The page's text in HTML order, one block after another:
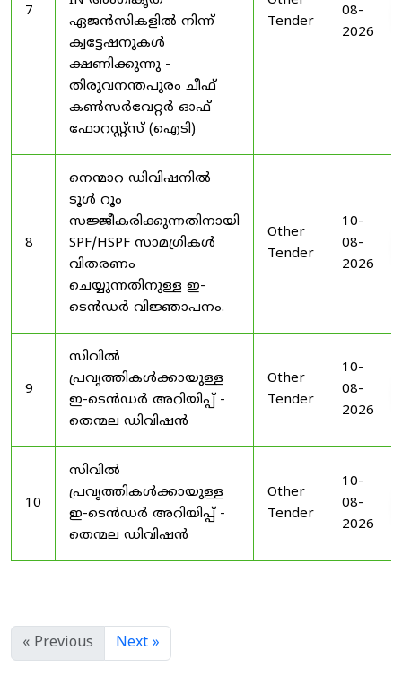
7
ഏജൻസികളിൽ നിന്ന്
ക്വട്ടേഷനുകൾ
ക്ഷണിക്കുന്നു -
തിരുവനന്തപുരം ചീഫ്
കൺസർവേറ്റർ ഓഫ്
ഫോറസ്റ്റ്സ് (ഐടി)
Tender
08-
2026
8
നെന്മാറ ഡിവിഷനിൽ
ടൂൾ റൂം
സജ്ജീകരിക്കുന്നതിനായി
SPF/HSPF സാമഗ്രികൾ
വിതരണം
ചെയ്യുന്നതിനുള്ള ഇ-
ടെൻഡർ വിജ്ഞാപനം.
Other
Tender
10-
08-
2026
9
സിവിൽ
പ്രവൃത്തികൾക്കായുള്ള
ഇ-ടെൻഡർ അറിയിപ്പ് -
തെന്മല ഡിവിഷൻ
Other
Tender
10-
08-
2026
10
സിവിൽ
പ്രവൃത്തികൾക്കായുള്ള
ഇ-ടെൻഡർ അറിയിപ്പ് -
തെന്മല ഡിവിഷൻ
Other
Tender
10-
08-
2026
« Previous Next »